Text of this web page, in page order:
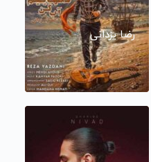
رضا یزدانی